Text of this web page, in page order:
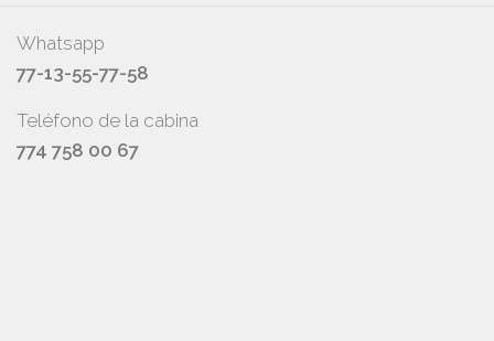
Whatsapp
77-13-55-77-58
Teléfono de la cabina
774 758 00 67